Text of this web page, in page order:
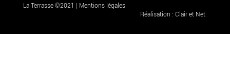
La Terrasse ©2021 | Mentions légales
Réalisation : Clair et Net.